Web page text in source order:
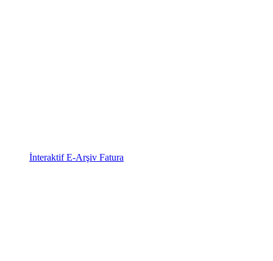
İnteraktif E-Arşiv Fatura